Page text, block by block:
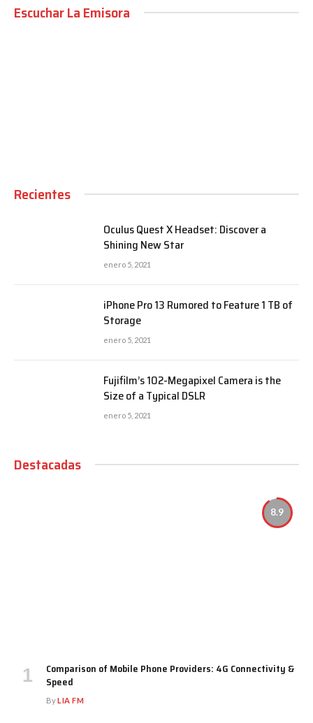
Escuchar La Emisora
Recientes
Oculus Quest X Headset: Discover a
Shining New Star
enero 5, 2021
iPhone Pro 13 Rumored to Feature 1 TB of
Storage
enero 5, 2021
Fujifilm’s 102-Megapixel Camera is the
Size of a Typical DSLR
enero 5, 2021
Destacadas
8.9
Comparison of Mobile Phone Providers: 4G Connectivity &
Speed
ByLIA FM